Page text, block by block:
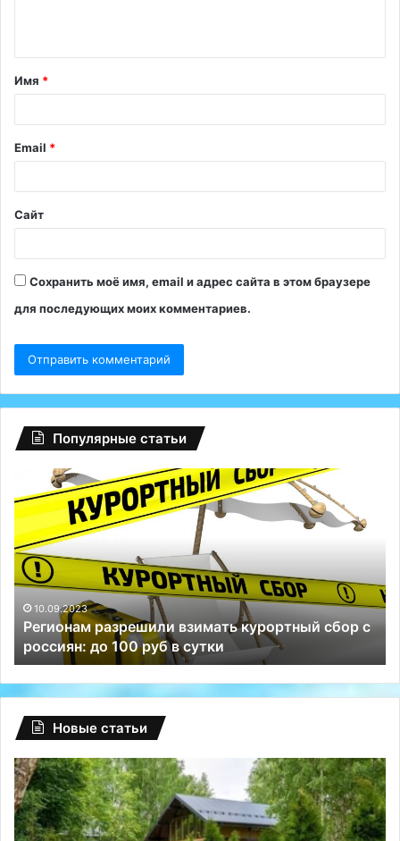
т
а
й
*
Имя *
Email *
Сайт
Сохранить моё имя, email и адрес сайта в этом браузере
для последующих моих комментариев.
Популярные статьи
Регионам
разрешили
взимать
курортный
сбор
россиян:
до
100
руб
в
сутки
10.09.2023
Регионам разрешили взимать курортный сбор с
россиян: до 100 руб в сутки
и
Новые статьи